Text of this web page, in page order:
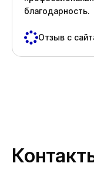
благодарность.
Отзыв с